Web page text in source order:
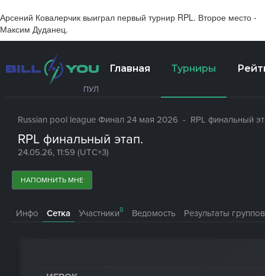
Арсений Ковалерчик выиграл первый турнир RPL. Второе место -
Максим Дуданец.